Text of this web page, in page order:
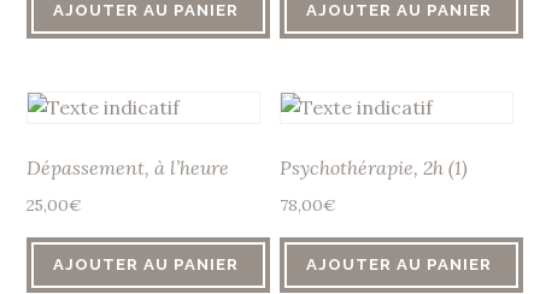
AJOUTER AU PANIER AJOUTER AU PANIER
Dépassement, à l’heure
25,00€
AJOUTER AU PANIER
Psychothérapie, 2h (1)
78,00€
AJOUTER AU PANIER